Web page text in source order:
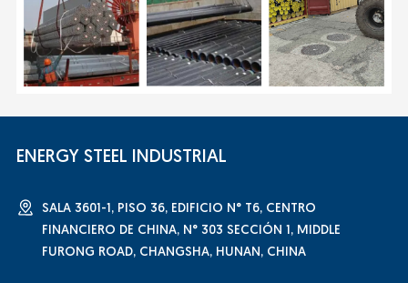
ENERGY STEEL INDUSTRIAL
SALA 3601-1, PISO 36, EDIFICIO N° T6, CENTRO
FINANCIERO DE CHINA, N° 303 SECCIÓN 1, MIDDLE
FURONG ROAD, CHANGSHA, HUNAN, CHINA